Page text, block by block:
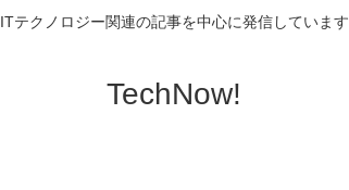
ITテクノロジー関連の記事を中心に発信しています
TechNow!